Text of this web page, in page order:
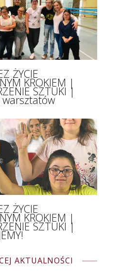
ŻYCIE
KROKIEM |
SZTUKI |
ŻYCIE
KROKIEM |
SZTUKI |
AKTUALNOŚCI